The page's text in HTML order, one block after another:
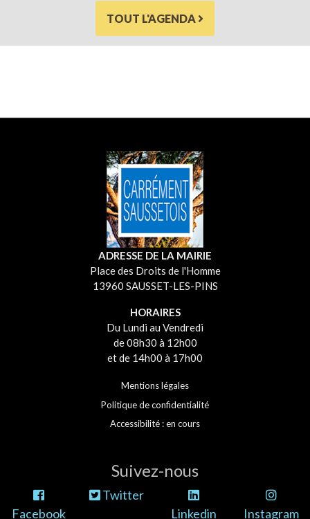
TOUT L'AGENDA
ADRESSE DE LA MAIRIE
Place des Droits de l'Homme
13960 SAUSSET-LES-PINS
HORAIRES
Du Lundi au Vendredi
de 08h30 à 12h00
et de 14h00 à 17h00
Mentions légales
Politique de confidentialité
Accessibilité : en cours
Suivez-nous
Facebook
Twitter
Linkedin
Instagram